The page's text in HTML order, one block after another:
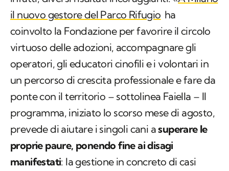
il nuovo gestore del Parco Rifugio ha
coinvolto la Fondazione per favorire il circolo
virtuoso delle adozioni, accompagnare gli
operatori, gli educatori cinofili e i volontari in
un percorso di crescita professionale e fare da
ponte con il territorio – sottolinea Faiella – Il
programma, iniziato lo scorso mese di agosto,
prevede di aiutare i singoli cani asuperare le
proprie paure, ponendo fine ai disagi
manifestati: la gestione in concreto di casi